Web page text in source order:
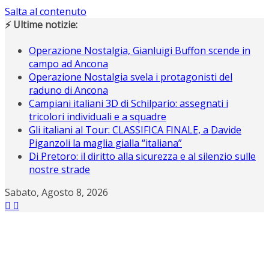
Salta al contenuto
⚡ Ultime notizie:
Operazione Nostalgia, Gianluigi Buffon scende in
campo ad Ancona
Operazione Nostalgia svela i protagonisti del
raduno di Ancona
Campiani italiani 3D di Schilpario: assegnati i
tricolori individuali e a squadre
Gli italiani al Tour: CLASSIFICA FINALE, a Davide
Piganzoli la maglia gialla “italiana”
Di Pretoro: il diritto alla sicurezza e al silenzio sulle
nostre strade
Sabato, Agosto 8, 2026